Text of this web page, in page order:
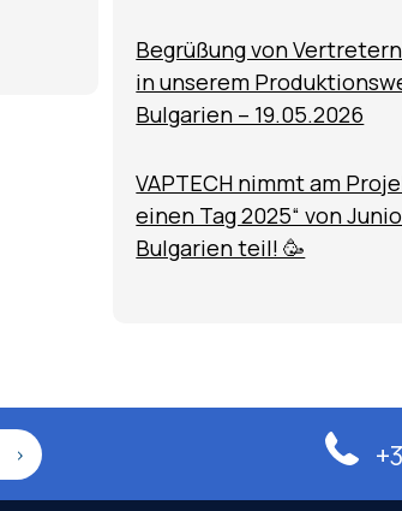
Begrüßung von
in unserem
Bulgarien – 19.05.2026
VAPTECH nimmt am
einen Tag 2025“ von
Bulgarien teil! 🥳